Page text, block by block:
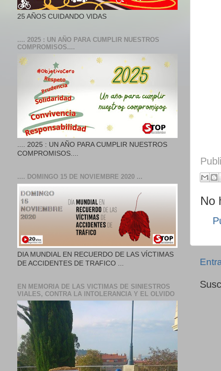
No
25 AÑOS CUIDANDO VIDAS
.... 2025 : UN AÑO PARA CUMPLIR NUESTROS
COMPROMISOS....
.... 2025 : UN AÑO PARA CUMPLIR NUESTROS
COMPROMISOS....
.... DOMINGO 15 DE NOVIEMBRE 2020 ...
DIA MUNDIAL EN RECUERDO DE LAS VÍCTIMAS
DE ACCIDENTES DE TRAFICO ...
EN MEMORIA DE LAS VICTIMAS DE SINIESTROS
VIALES, CONTRA LA INTOLERANCIA Y EL OLVIDO